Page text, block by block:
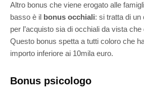
Altro bonus che viene erogato alle
basso è il bonus occhiali: si tratta di un
per l’acquisto sia di occhiali da vista
Questo bonus spetta a tutti coloro che
importo inferiore ai 10mila euro.
Bonus psicologo